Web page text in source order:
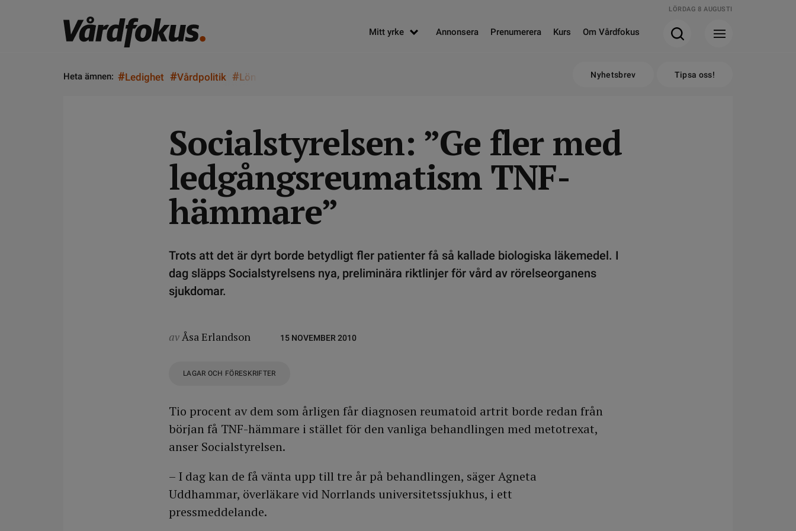
LÖRDAG 8 AUGUSTI
Mitt yrke Annonsera Prenumerera Kurs Om Vårdfokus
Heta ämnen: #Ledighet #Vårdpolitik #Lön Nyhetsbrev Tipsa oss!
Socialstyrelsen: ”Ge fler med
ledgångsreumatism TNF-
hämmare”
Trots att det är dyrt borde betydligt fler patienter få så kallade biologiska läkemedel. I
dag släpps Socialstyrelsens nya, preliminära riktlinjer för vård av rörelseorganens
sjukdomar.
avÅsa Erlandson 15 NOVEMBER 2010
LAGAR OCH FÖRESKRIFTER
Tio procent av dem som årligen får diagnosen reumatoid artrit borde redan från
början få TNF-hämmare i stället för den vanliga behandlingen med metotrexat,
anser Socialstyrelsen.
– I dag kan de få vänta upp till tre år på behandlingen, säger Agneta
Uddhammar, överläkare vid Norrlands universitetssjukhus, i ett
pressmeddelande.